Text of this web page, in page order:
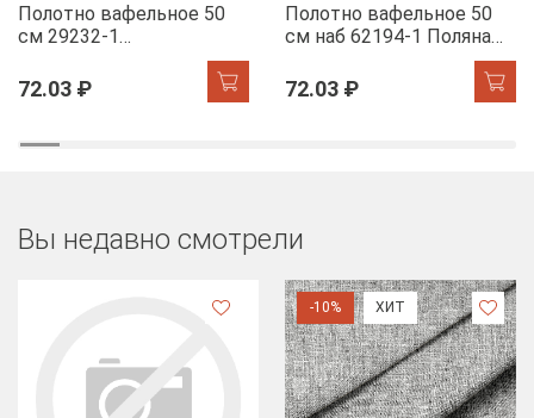
Полотно вафельное 50
см 29232-1
Мандариновый коктель
72.03 ₽
Полотно вафельное 50
см наб 62194-1 Поляна
72.03 ₽
Вы недавно смотрели
-10% ХИТ